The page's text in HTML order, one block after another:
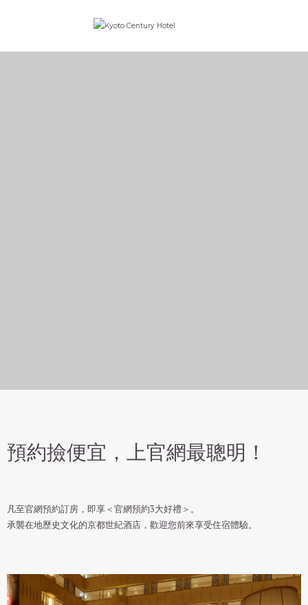
預約撿便宜，上官網最聰明！
凡至官網預約訂房，即享＜官網預約3大好禮＞。
承襲在地歷史文化的京都世紀酒店，歡迎您前來享受住宿體驗。